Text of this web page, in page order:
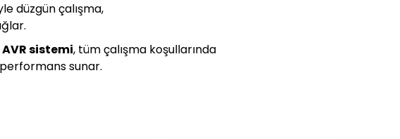
düzgün çalışma,
AVR sistemi, tüm çalışma koşullarında
performans sunar.